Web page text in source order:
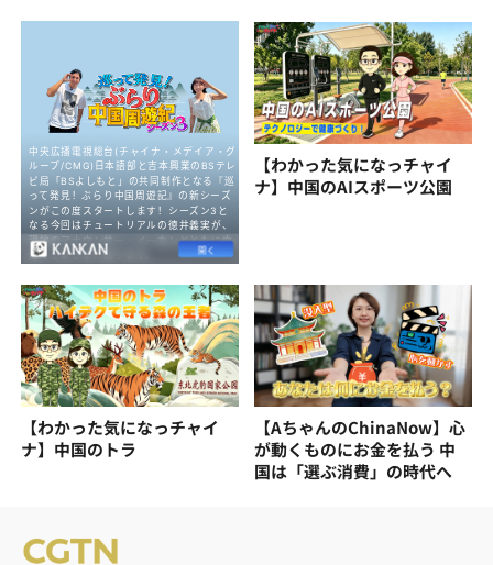
【わかった気になっチャイ
ナ】中国のAIスポーツ公園
【わかった気になっチャイ
ナ】中国のトラ
【AちゃんのChinaNow】心
が動くものにお金を払う 中
国は「選ぶ消費」の時代へ